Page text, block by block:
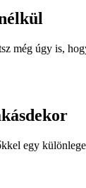
még úgy is,
egy